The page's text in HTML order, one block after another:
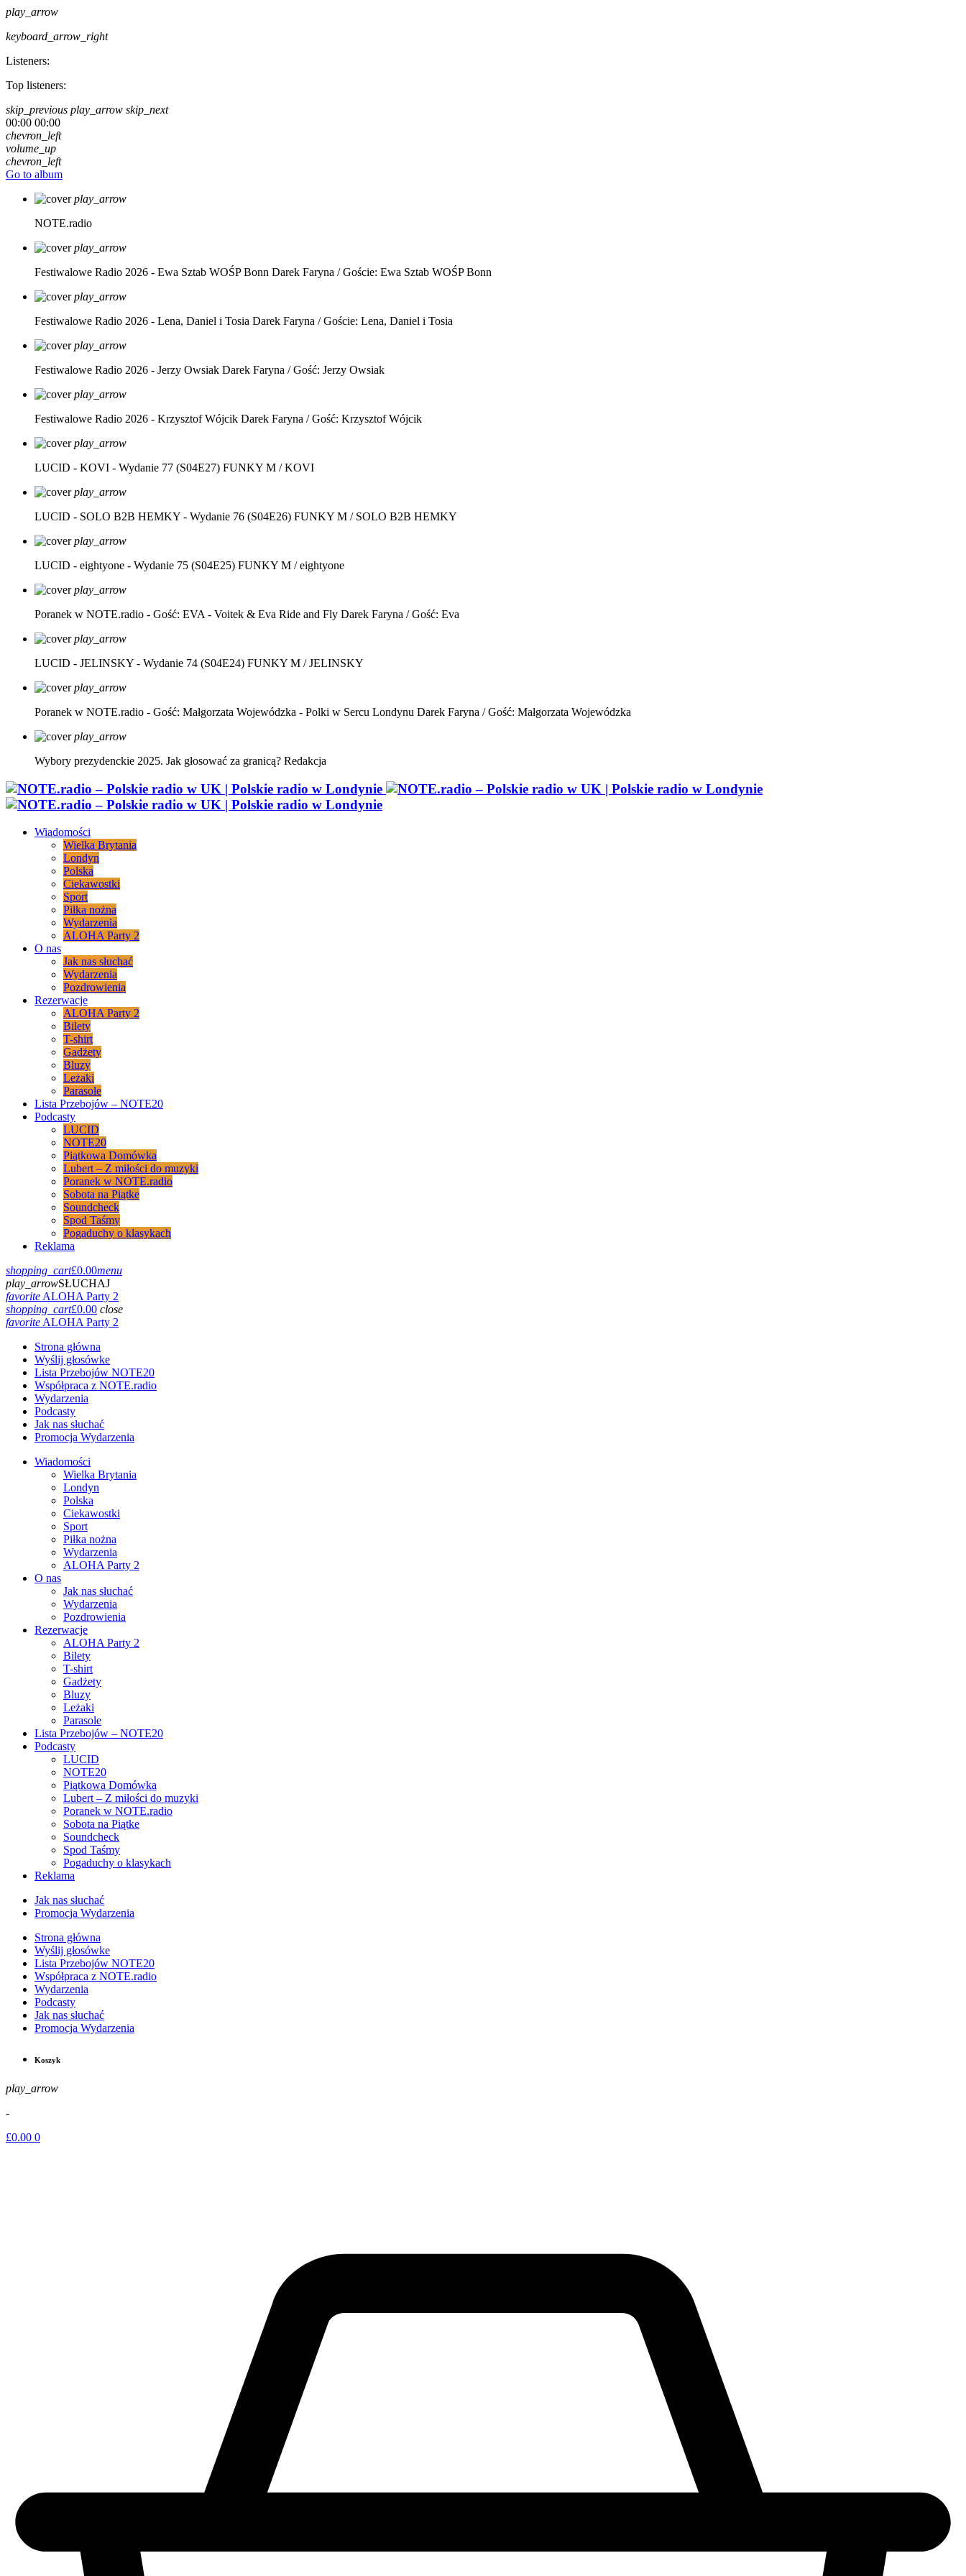
play_arrow
keyboard_arrow_right
Listeners:
Top listeners:
skip_previous play_arrow skip_next
00:00 00:00
chevron_left
volume_up
chevron_left
Go to album
play_arrow
NOTE.radio
play_arrow
Festiwalowe Radio 2026 - Ewa Sztab WOŚP Bonn Darek Faryna / Goście: Ewa Sztab WOŚP Bonn
play_arrow
Festiwalowe Radio 2026 - Lena, Daniel i Tosia Darek Faryna / Goście: Lena, Daniel i Tosia
play_arrow
Festiwalowe Radio 2026 - Jerzy Owsiak Darek Faryna / Gość: Jerzy Owsiak
play_arrow
Festiwalowe Radio 2026 - Krzysztof Wójcik Darek Faryna / Gość: Krzysztof Wójcik
play_arrow
LUCID - KOVI - Wydanie 77 (S04E27) FUNKY M / KOVI
play_arrow
LUCID - SOLO B2B HEMKY - Wydanie 76 (S04E26) FUNKY M / SOLO B2B HEMKY
play_arrow
LUCID - eightyone - Wydanie 75 (S04E25) FUNKY M / eightyone
play_arrow
Poranek w NOTE.radio - Gość: EVA - Voitek & Eva Ride and Fly Darek Faryna / Gość: Eva
play_arrow
LUCID - JELINSKY - Wydanie 74 (S04E24) FUNKY M / JELINSKY
play_arrow
Poranek w NOTE.radio - Gość: Małgorzata Wojewódzka - Polki w Sercu Londynu Darek Faryna / Gość: Małgorzata Wojewódzka
play_arrow
Wybory prezydenckie 2025. Jak głosować za granicą? Redakcja
Wiadomości
Wielka Brytania
Londyn
Polska
Ciekawostki
Sport
Piłka nożna
Wydarzenia
ALOHA Party 2
O nas
Jak nas słuchać
Wydarzenia
Pozdrowienia
Rezerwacje
ALOHA Party 2
Bilety
T-shirt
Gadżety
Bluzy
Leżaki
Parasole
Lista Przebojów – NOTE20
Podcasty
LUCID
NOTE20
Piątkowa Domówka
Lubert – Z miłości do muzyki
Poranek w NOTE.radio
Sobota na Piątke
Soundcheck
Spod Taśmy
Pogaduchy o klasykach
Reklama
shopping_cart£0.00menu
play_arrowSŁUCHAJ
favoriteALOHA Party 2
shopping_cart£0.00 close
favoriteALOHA Party 2
Strona główna
Wyślij głosówke
Lista Przebojów NOTE20
Współpraca z NOTE.radio
Wydarzenia
Podcasty
Jak nas słuchać
Promocja Wydarzenia
Wiadomości
Wielka Brytania
Londyn
Polska
Ciekawostki
Sport
Piłka nożna
Wydarzenia
ALOHA Party 2
O nas
Jak nas słuchać
Wydarzenia
Pozdrowienia
Rezerwacje
ALOHA Party 2
Bilety
T-shirt
Gadżety
Bluzy
Leżaki
Parasole
Lista Przebojów – NOTE20
Podcasty
LUCID
NOTE20
Piątkowa Domówka
Lubert – Z miłości do muzyki
Poranek w NOTE.radio
Sobota na Piątke
Soundcheck
Spod Taśmy
Pogaduchy o klasykach
Reklama
Jak nas słuchać
Promocja Wydarzenia
Strona główna
Wyślij głosówke
Lista Przebojów NOTE20
Współpraca z NOTE.radio
Wydarzenia
Podcasty
Jak nas słuchać
Promocja Wydarzenia
Koszyk
play_arrow
-
£0.00 0